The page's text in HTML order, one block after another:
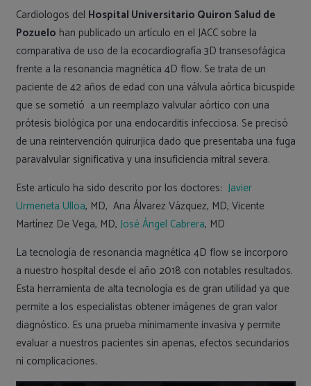
Cardiologos del Hospital Universitario Quiron Salud de
Pozuelo han publicado un artículo en el JACC sobre la
comparativa de uso de la ecocardiografía 3D transesofágica
frente a la resonancia magnética 4D flow. Se trata de un
paciente de 42 años de edad con una válvula aórtica bicuspide
que se sometió a un reemplazo valvular aórtico con una
prótesis biológica por una endocarditis infecciosa. Se precisó
de una reintervención quirurjica dado que presentaba una fuga
paravalvular significativa y una insuficiencia mitral severa.
Este articulo ha sido descrito por los doctores: Javier
Urmeneta Ulloa, MD, Ana Álvarez Vázquez, MD, Vicente
Martínez De Vega, MD, José Ángel Cabrera, MD
La tecnología de resonancia magnética 4D flow se incorporo
a nuestro hospital desde el año 2018 con notables resultados.
Esta herramienta de alta tecnología es de gran utilidad ya que
permite a los especialistas obtener imágenes de gran valor
diagnóstico. Es una prueba mínimamente invasiva y permite
evaluar a nuestros pacientes sin apenas, efectos secundarios
ni complicaciones.